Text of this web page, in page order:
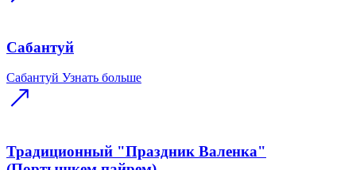
Сабантуй
Сабантуй Узнать больше
Традиционный "Праздник Валенка"